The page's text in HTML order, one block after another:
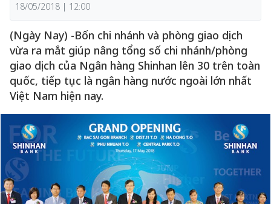
18/05/2018 | 12:00
(Ngày Nay) -Bốn chi nhánh và phòng giao dịch
vừa ra mắt giúp nâng tổng số chi nhánh/phòng
giao dịch của Ngân hàng Shinhan lên 30 trên toàn
quốc, tiếp tục là ngân hàng nước ngoài lớn nhất
Việt Nam hiện nay.